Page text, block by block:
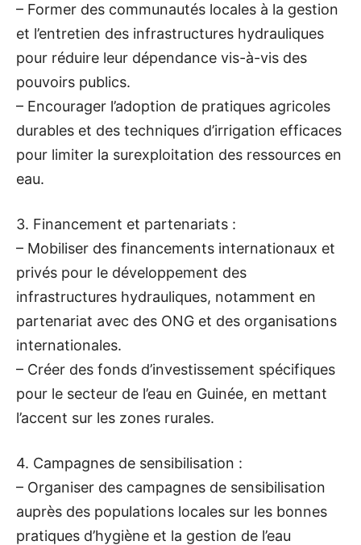
– Former des communautés locales à la gestion
et l’entretien des infrastructures hydrauliques
pour réduire leur dépendance vis-à-vis des
pouvoirs publics.
– Encourager l’adoption de pratiques agricoles
durables et des techniques d’irrigation efficaces
pour limiter la surexploitation des ressources en
eau.
3. Financement et partenariats :
– Mobiliser des financements internationaux et
privés pour le développement des
infrastructures hydrauliques, notamment en
partenariat avec des ONG et des organisations
internationales.
– Créer des fonds d’investissement spécifiques
pour le secteur de l’eau en Guinée, en mettant
l’accent sur les zones rurales.
4. Campagnes de sensibilisation :
– Organiser des campagnes de sensibilisation
auprès des populations locales sur les bonnes
pratiques d’hygiène et la gestion de l’eau